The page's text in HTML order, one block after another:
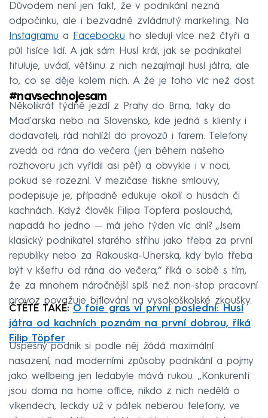
Důvodem není jen fakt, že v podnikání nezná
odpočinku, ale i bezvadně zvládnutý marketing. Na
Instagramu a Facebooku ho sledují více než čtyři a
půl tisíce lidí. A jak sám Husí král, jak se podnikatel
tituluje, uvádí, většinu z nich nezajímají husí játra, ale
to, co se děje kolem nich. A že je toho víc než dost.
#navsechnojesam
Několikrát týdně jezdí z Prahy do Brna, taky do
Maďarska nebo na Slovensko, kde jedná s klienty i
dodavateli, rád nahlíží do provozů i farem. Telefony
zvedá od rána do večera (jen během našeho
rozhovoru jich vyřídil asi pět) a obvykle i v noci,
pokud se rozezní. V mezičase tiskne smlouvy,
podepisuje je, případně edukuje okolí o husách či
kachnách. Když člověk Filipa Töpfera poslouchá,
napadá ho jedno — má jeho týden víc dní? „Jsem
klasický podnikatel starého střihu jako třeba za první
republiky nebo za Rakouska-Uherska, kdy bylo třeba
být v kšeftu od rána do večera,“ říká o sobě s tím,
že za mnohem náročnější spíš než non-stop pracovní
provoz považuje biflování na vysokoškolské zkoušky.
ČTĚTE TAKÉ: O foie gras ví první poslední: Husí
játra od kachních poznám na první dobrou, říká
Filip Töpfer
Úspěšný podnik si podle něj žádá maximální
nasazení, nad moderními způsoby podnikání a pojmy
jako wellbeing jen ledabyle mává rukou. „Konkurenti
jsou doma na home office, nikdo z nich nedělá o
víkendech, leckdy už v pátek neberou telefony, ve